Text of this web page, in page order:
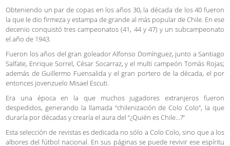
Obteniendo un par de copas en los años 30, la década de los 40 fueron
la que le dio firmeza y estampa de grande al más popular de Chile. En ese
decenio conquistó tres campeonatos (41, 44 y 47) y un subcampeonato
el año de 1943.
Fueron los años del gran goleador Alfonso Domínguez, junto a Santiago
Salfate, Enrique Sorrel, César Socarraz, y el multi campeón Tomás Rojas;
además de Guillermo Fuensalida y el gran portero de la década, el por
entonces jovenzuelo Misael Escuti.
Era una época en la que muchos jugadores extranjeros fueron
despedidos, generando la llamada “chilenización de Colo Colo”, la que
duraría por décadas y crearía el aura del “¿Quién es Chile…?”
Esta selección de revistas es dedicada no sólo a Colo Colo, sino que a los
albores del fútbol nacional. En sus páginas se puede revivir ese espíritu